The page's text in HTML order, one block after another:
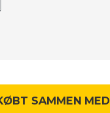
SAMMEN MED